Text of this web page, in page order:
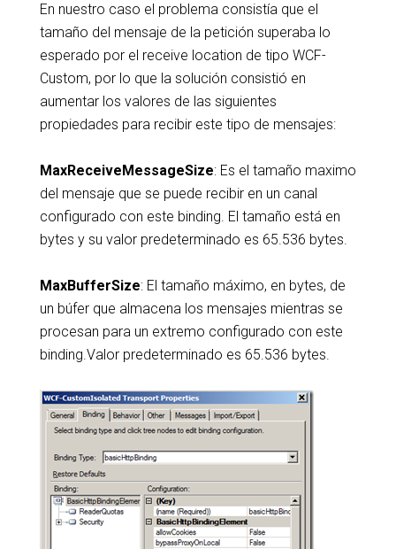
En nuestro caso el problema consistía que el
tamaño del mensaje de la petición superaba lo
esperado por el receive location de tipo WCF-
Custom, por lo que la solución consistió en
aumentar los valores de las siguientes
propiedades para recibir este tipo de mensajes:
MaxReceiveMessageSize: Es el tamaño maximo
del mensaje que se puede recibir en un canal
configurado con este binding. El tamaño está en
bytes y su valor predeterminado es 65.536 bytes.
MaxBufferSize: El tamaño máximo, en bytes, de
un búfer que almacena los mensajes mientras se
procesan para un extremo configurado con este
binding.Valor predeterminado es 65.536 bytes.